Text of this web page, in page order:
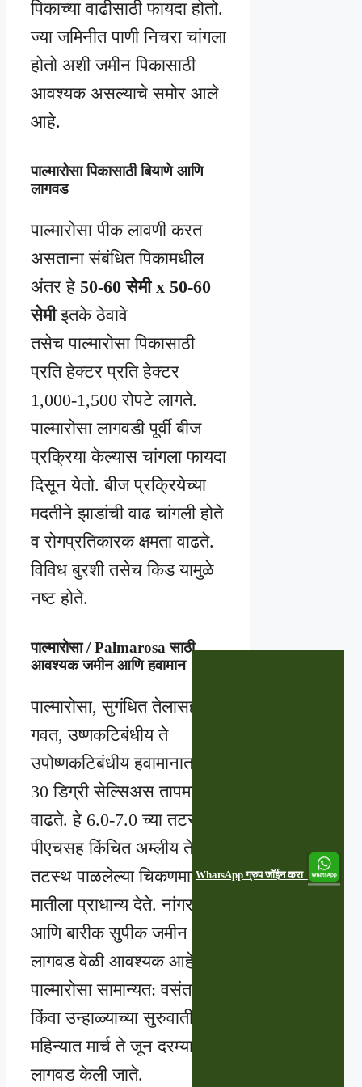
पिकाच्या वाढीसाठी फायदा होतो.
ज्या जमिनीत पाणी निचरा चांगला
होतो अशी जमीन पिकासाठी
आवश्यक असल्याचे समोर आले
आहे.
पाल्मारोसा पिकासाठी बियाणे आणि
लागवड
पाल्मारोसा पीक लावणी करत
असताना संबंधित पिकामधील
अंतर हे 50-60 सेमी x 50-60
सेमीइतके ठेवावे
तसेच पाल्मारोसा पिकासाठी
प्रति हेक्टर प्रति हेक्टर
1,000-1,500 रोपटे लागते.
पाल्मारोसा लागवडी पूर्वी बीज
प्रक्रिया केल्यास चांगला फायदा
दिसून येतो. बीज प्रक्रियेच्या
मदतीने झाडांची वाढ चांगली होते
व रोगप्रतिकारक क्षमता वाढते.
विविध बुरशी तसेच किड यामुळे
नष्ट होते.
पाल्मारोसा / Palmarosa साठी
आवश्यक जमीन आणि हवामान
पाल्मारोसा, सुगंधित तेलासह एक
गवत, उष्णकटिबंधीय ते
उपोष्णकटिबंधीय हवामानात 20-
30 डिग्री सेल्सिअस तापमानात
वाढते. हे 6.0-7.0 च्या तटस्थ
पीएचसह किंचित अम्लीय ते
तटस्थ पाळलेल्या चिकणमाती
मातीला प्राधान्य देते. नांगरणी
आणि बारीक सुपीक जमीन
लागवड वेळी आवश्यक आहे.
पाल्मारोसा सामान्यत: वसंत ऋतू
किंवा उन्हाळ्याच्या सुरुवातीच्या
महिन्यात मार्च ते जून दरम्यान
लागवड केली जाते.
WhatsApp ग्रुप जॉईन करा